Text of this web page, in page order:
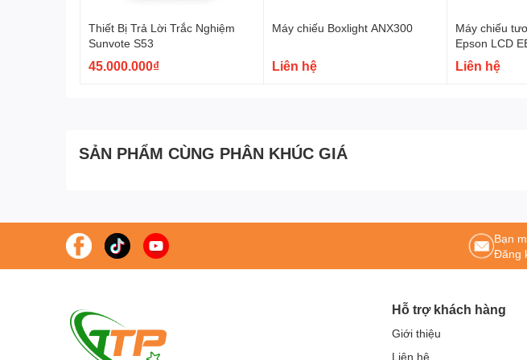
Thiết Bị Trả Lời Trắc Nghiệm
Sunvote S53
45.000.000₫
Máy chiếu Boxlight ANX300
Liên hệ
Máy chiếu
Epson LCD
Liên hệ
SẢN PHẨM CÙNG PHÂN KHÚC GIÁ
Bạn
Đăng
Hỗ trợ khách hàng
Giới thiệu
Liên hệ